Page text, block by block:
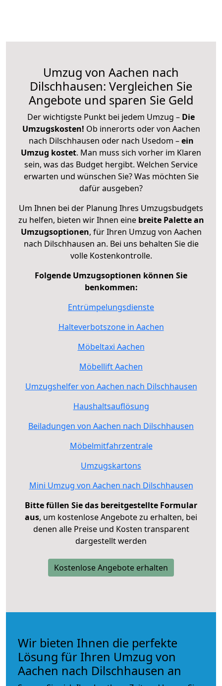
Umzug von Aachen nach
Dilschhausen: Vergleichen Sie
Angebote und sparen Sie Geld
Der wichtigste Punkt bei jedem Umzug – Die
Umzugskosten! Ob innerorts oder von Aachen
nach Dilschhausen oder nach Usedom –ein
Umzug kostet. Man muss sich vorher im Klaren
sein, was das Budget hergibt. Welchen Service
erwarten und wünschen Sie? Was möchten Sie
dafür ausgeben?
Um Ihnen bei der Planung Ihres Umzugsbudgets
zu helfen, bieten wir Ihnen eine breite Palette an
Umzugsoptionen, für Ihren Umzug von Aachen
nach Dilschhausen an. Bei uns behalten Sie die
volle Kostenkontrolle.
Folgende Umzugsoptionen können Sie
benkommen:
Entrümpelungsdienste
Halteverbotszone in Aachen
Möbeltaxi Aachen
Möbellift Aachen
Umzugshelfer von Aachen nach Dilschhausen
Haushaltsauflösung
Beiladungen von Aachen nach Dilschhausen
Möbelmitfahrzentrale
Umzugskartons
Mini Umzug von Aachen nach Dilschhausen
Bitte füllen Sie das bereitgestellte Formular
aus, um kostenlose Angebote zu erhalten, bei
denen alle Preise und Kosten transparent
dargestellt werden
Kostenlose Angebote erhalten
Wir bieten Ihnen die perfekte
Lösung für Ihren Umzug von
Aachen nach Dilschhausen an